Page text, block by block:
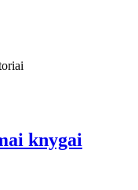
knygai